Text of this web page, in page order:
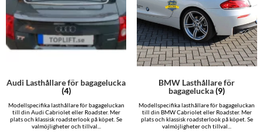
Audi Lasthållare för bagagelucka
(4)
Modellspecifika lasthållare för bagageluckan
till din Audi Cabriolet eller Roadster. Mer
plats och klassisk roadsterlook på köpet. Se
valmöjligheter och tillval...
BMW Lasthållare för
bagagelucka(9)
Modellspecifika lasthållare för bagageluckan
till din BMW Cabriolet eller Roadster. Mer
plats och klassisk roadsterlook på köpet. Se
valmöjligheter och tillval...